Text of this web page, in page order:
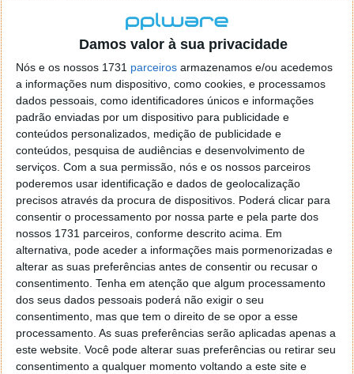
Damos valor à sua privacidade
Nós e os nossos 1731 parceiros armazenamos e/ou acedemos
a informações num dispositivo, como cookies, e processamos
dados pessoais, como identificadores únicos e informações
padrão enviadas por um dispositivo para publicidade e
conteúdos personalizados, medição de publicidade e
conteúdos, pesquisa de audiências e desenvolvimento de
serviços. Com a sua permissão, nós e os nossos parceiros
poderemos usar identificação e dados de geolocalização
precisos através da procura de dispositivos. Poderá clicar para
consentir o processamento por nossa parte e pela parte dos
nossos 1731 parceiros, conforme descrito acima. Em
alternativa, pode aceder a informações mais pormenorizadas e
alterar as suas preferências antes de consentir ou recusar o
consentimento. Tenha em atenção que algum processamento
dos seus dados pessoais poderá não exigir o seu
consentimento, mas que tem o direito de se opor a esse
processamento. As suas preferências serão aplicadas apenas a
este website. Você pode alterar suas preferências ou retirar seu
consentimento a qualquer momento voltando a este site e
Durante essa semana, quatro personagens, The Black
Xplorers, serão responsáveis por desvendar, a cada
dia, as diferentes ofertas surpreendentes. Como em
todas as histórias de super-heróis, existe uma força
do mal, um bucle escuro e infinito, que irá colocar em
perigo o mundo da PcComponentes e das suas
ofertas diárias. A cada aventura, os utilizadores
poderão contar com a ajuda da Player 1, do Mr
Tasker, da Binária e do Super Pixel para libertar as
ofertas e os descontos exclusivos.
Esta Black Week será, sem dúvida, a mais
competitiva da história da PcComponentes
em Portugal, visto que se prevê um aumento
de 70% nos pedidos
Afirma Alexandre Santos, Country Manager da
PcComponentes.
Acreditamos de igual modo que as novidades